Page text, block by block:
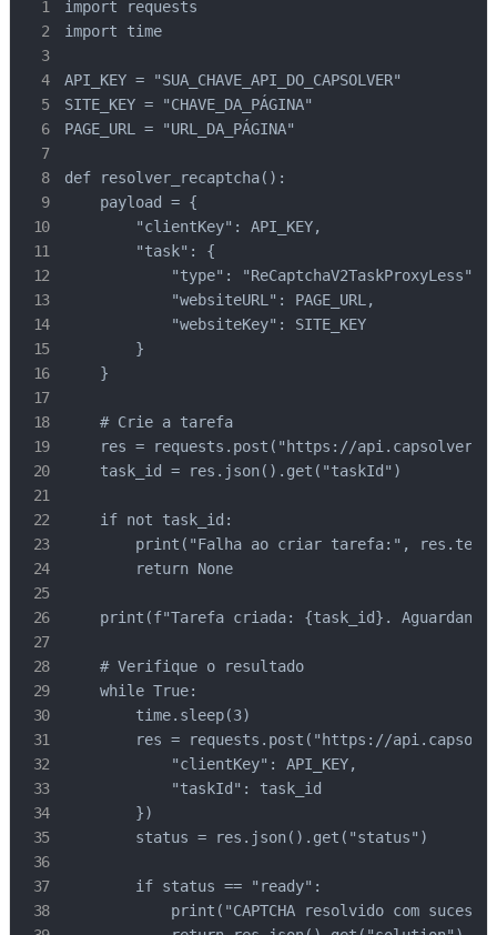
import requests
import time
API_KEY = "SUA_CHAVE_API_DO_CAPSOLVER"
SITE_KEY = "CHAVE_DA_PÁGINA"
PAGE_URL = "URL_DA_PÁGINA"
def resolver_recaptcha():
    payload = {
        "clientKey": API_KEY,
        "task": {
            "type": "ReCaptchaV2TaskProxyLess",
            "websiteURL": PAGE_URL,
            "websiteKey": SITE_KEY
        }
    }
    # Crie a tarefa
res = requests.post("https://
    task_id = res.json().get("taskId")
    if not task_id:
print("Falha ao criar tarefa:",
        return None
print(f"Tarefa criada: {task_id}. Aguardando
    # Verifique o resultado
    while True:
        time.sleep(3)
res = requests.post("https://
            "clientKey": API_KEY,
            "taskId": task_id
        })
        status = res.json().get("status")
        if status == "ready":
print("CAPTCHA resolvido com